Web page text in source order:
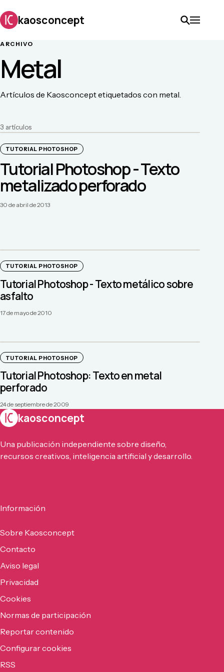
kaosconcept
ARCHIVO
Metal
Artículos de Kaosconcept etiquetados con metal.
3 artículos
TUTORIAL PHOTOSHOP
Tutorial Photoshop - Texto
metalizado perforado
30 de abril de 2013
TUTORIAL PHOTOSHOP
Tutorial Photoshop - Texto metálico sobre
asfalto
17 de mayo de 2010
TUTORIAL PHOTOSHOP
Tutorial Photoshop: Texto en metal
perforado
24 de septiembre de 2009
kaosconcept
Una publicación independiente sobre diseño,
recursos creativos, inteligencia artificial y desarrollo.
Información
Sobre Kaosconcept
Contacto
Aviso legal
Privacidad
Cookies
Normas de participación
Reportar contenido
Configurar cookies
RSS